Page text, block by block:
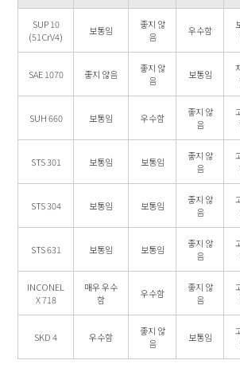
SUP 10
(51CrV4)
보통임
좋지 않
음
우수함
SAE 1070 좋지 않음
좋지 않
음
보통임
SUH 660 보통임 우수함
좋지 않
음
STS 301 보통임 보통임
좋지 않
음
STS 304 보통임 보통임
좋지 않
음
STS 631 보통임 보통임
좋지 않
음
INCONEL
X 718
매우 우수
함
우수함
좋지 않
음
SKD 4 우수함
좋지 않
음
보통임